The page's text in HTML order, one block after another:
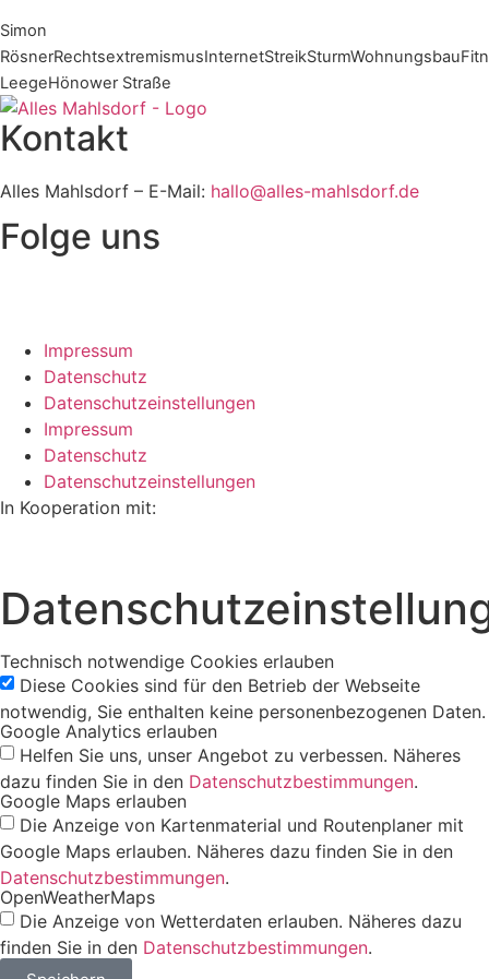
Simon
RösnerRechtsextremismusInternetStreikSturmWohnungsbau
LeegeHönower Straße
Kontakt
Alles Mahlsdorf – E-Mail: hallo@alles-mahlsdorf.de
Folge uns
Impressum
Datenschutz
Datenschutzeinstellungen
Impressum
Datenschutz
Datenschutzeinstellungen
In Kooperation mit:
Technisch notwendige Cookies erlauben
Diese Cookies sind für den Betrieb der Webseite
notwendig, Sie enthalten keine personenbezogenen Daten.
Google Analytics erlauben
Helfen Sie uns, unser Angebot zu verbessen. Näheres
dazu finden Sie in den Datenschutzbestimmungen.
Google Maps erlauben
Die Anzeige von Kartenmaterial und Routenplaner mit
Google Maps erlauben. Näheres dazu finden Sie in den
Datenschutzbestimmungen.
OpenWeatherMaps
Die Anzeige von Wetterdaten erlauben. Näheres dazu
finden Sie in den Datenschutzbestimmungen.